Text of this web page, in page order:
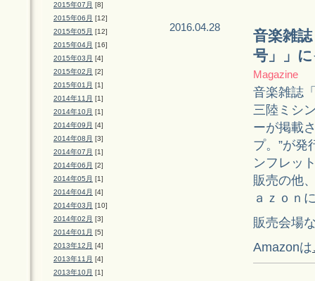
2015年07月 [8]
2015年06月 [12]
2015年05月 [12]
2015年04月 [16]
2015年03月 [4]
2015年02月 [2]
2015年01月 [1]
2014年11月 [1]
2014年10月 [1]
2014年09月 [4]
2014年08月 [3]
2014年07月 [1]
2014年06月 [2]
2014年05月 [1]
2014年04月 [4]
2014年03月 [10]
2014年02月 [3]
2014年01月 [5]
2013年12月 [4]
2013年11月 [4]
2013年10月 [1]
2016.04.28
音楽雑
号」」
Magazine
音楽雑誌
三陸ミシ
ーが掲載
プ。”が発
ンフレッ
販売の他
ａｚｏｎ
販売会場
Amazonは